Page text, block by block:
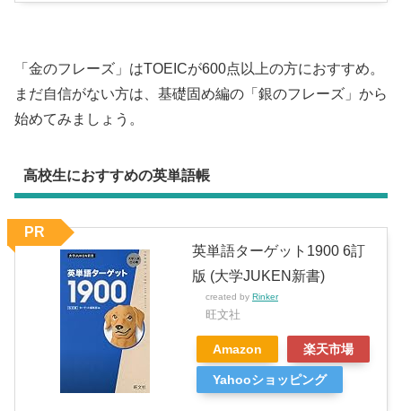
「金のフレーズ」はTOEICが600点以上の方におすすめ。
まだ自信がない方は、基礎固め編の「銀のフレーズ」から
始めてみましょう。
高校生におすすめの英単語帳
英単語ターゲット1900 6訂
版 (大学JUKEN新書)
created by Rinker
旺文社
Amazon 楽天市場
Yahooショッピング
PR